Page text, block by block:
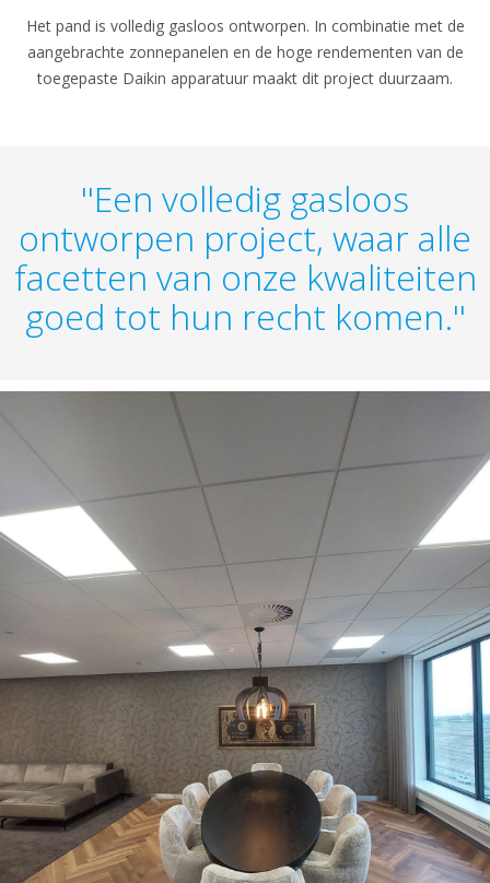
Het pand is volledig gasloos ontworpen. In combinatie met de
aangebrachte zonnepanelen en de hoge rendementen van de
toegepaste Daikin apparatuur maakt dit project duurzaam.
''Een volledig gasloos
ontworpen project, waar alle
facetten van onze kwaliteiten
goed tot hun recht komen.''